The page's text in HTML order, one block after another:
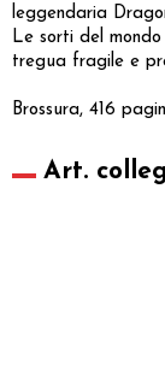
leggendaria
Le sorti del
tregua fragile e
Brossura, 416
Art.